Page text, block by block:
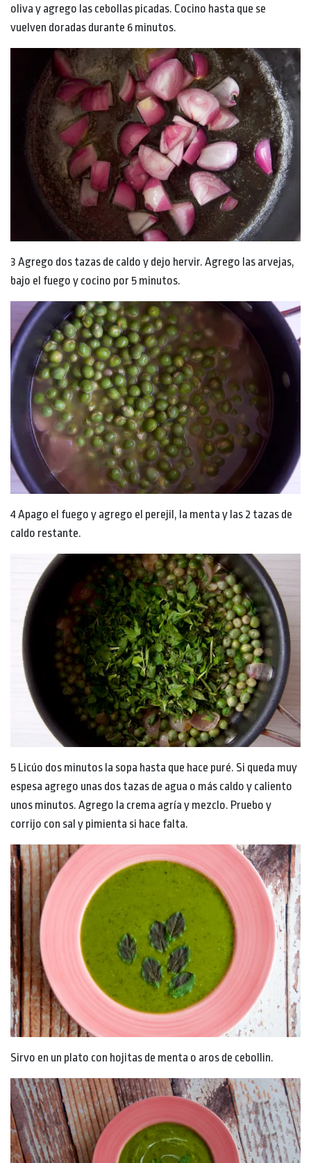
oliva y agrego las cebollas picadas. Cocino hasta que se
vuelven doradas durante 6 minutos.
3 Agrego dos tazas de caldo y dejo hervir. Agrego las arvejas,
bajo el fuego y cocino por 5 minutos.
4 Apago el fuego y agrego el perejil, la menta y las 2 tazas de
caldo restante.
5 Licúo dos minutos la sopa hasta que hace puré. Si queda muy
espesa agrego unas dos tazas de agua o más caldo y caliento
unos minutos. Agrego la crema agría y mezclo. Pruebo y
corrijo con sal y pimienta si hace falta.
Sirvo en un plato con hojitas de menta o aros de cebollin.